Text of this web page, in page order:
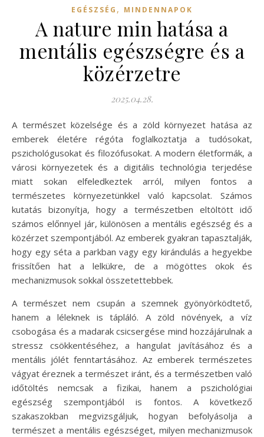
EGÉSZSÉG , MINDENNAPOK
A nature min hatása a
mentális egészségre és a
közérzetre
2025.04.28.
A természet közelsége és a zöld környezet hatása az
emberek életére régóta foglalkoztatja a tudósokat,
pszichológusokat és filozófusokat. A modern életformák, a
városi környezetek és a digitális technológia terjedése
miatt sokan elfeledkeztek arról, milyen fontos a
természetes környezetünkkel való kapcsolat. Számos
kutatás bizonyítja, hogy a természetben eltöltött idő
számos előnnyel jár, különösen a mentális egészség és a
közérzet szempontjából. Az emberek gyakran tapasztalják,
hogy egy séta a parkban vagy egy kirándulás a hegyekbe
frissítően hat a lelkükre, de a mögöttes okok és
mechanizmusok sokkal összetettebbek.
A természet nem csupán a szemnek gyönyörködtető,
hanem a léleknek is tápláló. A zöld növények, a víz
csobogása és a madarak csicsergése mind hozzájárulnak a
stressz csökkentéséhez, a hangulat javításához és a
mentális jólét fenntartásához. Az emberek természetes
vágyat éreznek a természet iránt, és a természetben való
időtöltés nemcsak a fizikai, hanem a pszichológiai
egészség szempontjából is fontos. A következő
szakaszokban megvizsgáljuk, hogyan befolyásolja a
természet a mentális egészséget, milyen mechanizmusok